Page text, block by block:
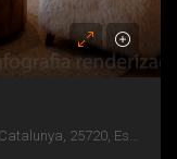
Bor, Bellver de Cerdanya, Cerdanya, Lleida, Catalunya, 25720, España